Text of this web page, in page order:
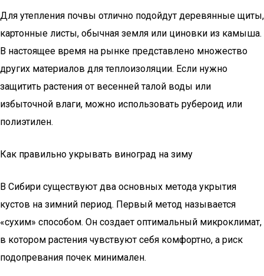
Для утепления почвы отлично подойдут деревянные щиты,
картонные листы, обычная земля или циновки из камыша.
В настоящее время на рынке представлено множество
других материалов для теплоизоляции. Если нужно
защитить растения от весенней талой воды или
избыточной влаги, можно использовать рубероид или
полиэтилен.
Как правильно укрывать виноград на зиму
В Сибири существуют два основных метода укрытия
кустов на зимний период. Первый метод называется
«сухим» способом. Он создает оптимальный микроклимат,
в котором растения чувствуют себя комфортно, а риск
подопревания почек минимален.